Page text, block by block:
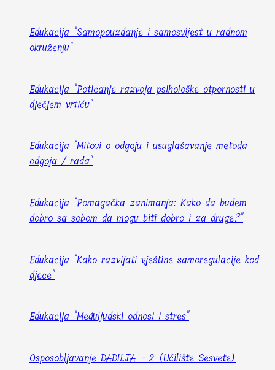
Edukacija "Samopouzdanje i samosvijest u radnom
okruženju"
Edukacija "Poticanje razvoja psihološke otpornosti u
dječjem vrtiću"
Edukacija "Mitovi o odgoju i usuglašavanje metoda
odgoja / rada"
Edukacija "Pomagačka zanimanja: Kako da budem
dobro sa sobom da mogu biti dobro i za druge?"
Edukacija "Kako razvijati vještine samoregulacije kod
djece"
Edukacija "Međuljudski odnosi i stres"
Osposobljavanje DADILJA - 2 (Učilište Sesvete)